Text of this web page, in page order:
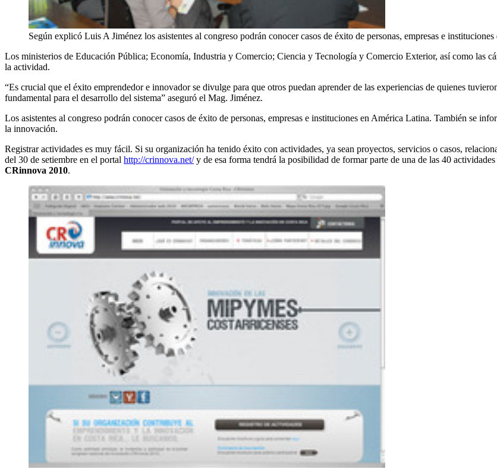
Según explicó Luis A Jiménez los asistentes al congreso podrán conocer casos de éxito de personas, empresas e
Los ministerios de Educación Pública; Economía, Industria y Comercio; Ciencia y Tecnología y Comercio Exterior, así como las
la actividad.
“Es crucial que el éxito emprendedor e innovador se divulge para que otros puedan aprender de las experiencias de quienes
fundamental para el desarrollo del sistema” aseguró el Mag. Jiménez.
Los asistentes al congreso podrán conocer casos de éxito de personas, empresas e instituciones en América Latina. También se
la innovación.
Registrar actividades es muy fácil. Si su organización ha tenido éxito con actividades, ya sean proyectos, servicios o casos,
del 30 de setiembre en el portal http://crinnova.net/y de esa forma tendrá la posibilidad de formar parte de una de las 40
CRinnova 2010.